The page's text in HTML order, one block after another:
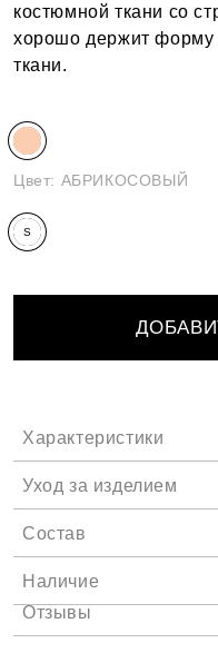
костюмной ткани со
хорошо держит форму
ткани.
Цвет: АБРИКОСОВЫЙ
S